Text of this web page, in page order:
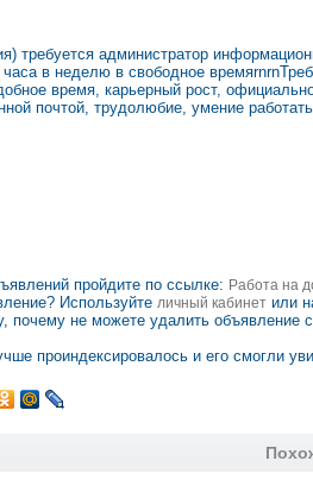
требуется администратор
в неделю в свободное
время, карьерный рост,
почтой, трудолюбие, умение
пройдите по ссылке: Работа на
Используйте личный кабинет или
почему не можете удалить объявление
проиндексировалось и его смогли